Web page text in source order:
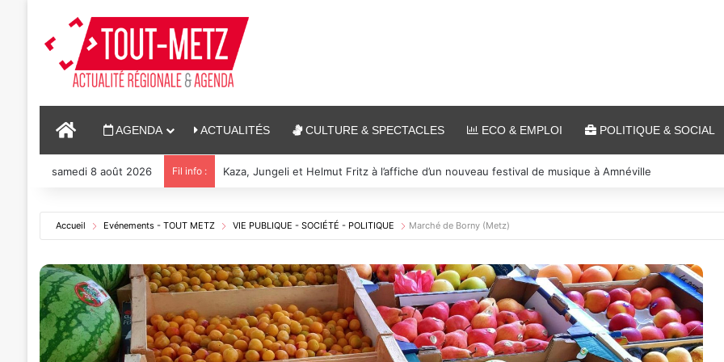
ACCUEILAGENDA ACTUALITÉS CULTURE & SPECTACLES ECO & EMPLOI POLITIQUE & SOCIAL
samedi 8 août 2026 Fil info : Reconstitution, spectacles et cinéma pour l’édition 2026 de « Ça tombe comme à Gravelotte »
Accueil Evénements - TOUT METZ VIE PUBLIQUE - SOCIÉTÉ - POLITIQUE Marché de Borny (Metz)